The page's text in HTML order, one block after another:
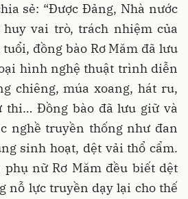
sẻ: “Được Đảng, Nhà nước
vai trò, trách nhiệm của
đồng bào Rơ Măm đã lưu
hình nghệ thuật trình diễn
chiêng, múa xoang, hát ru,
thi… Đồng bào đã lưu giữ và
nghề truyền thống như đan
sinh hoạt, dệt vải thổ cẩm.
nữ Rơ Măm đều biết dệt
nỗ lực truyền dạy lại cho thế